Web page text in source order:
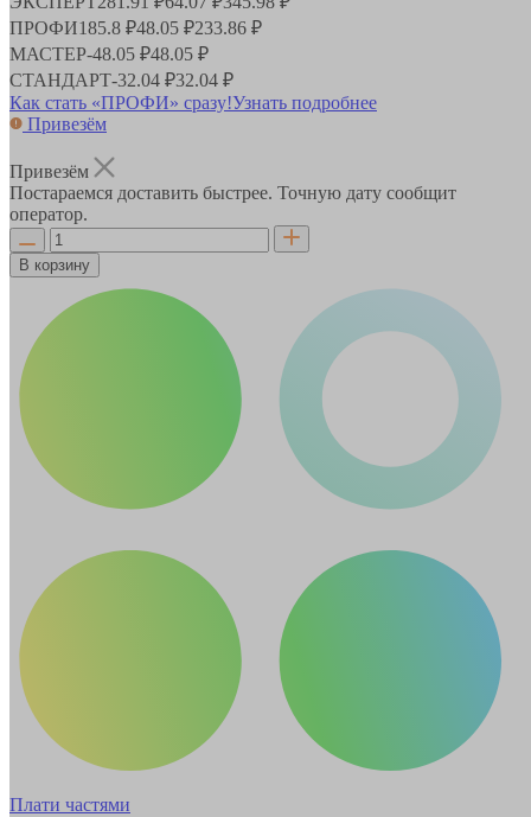
ПРОФИ185.8 ₽48.05 ₽233.86 ₽
МАСТЕР-48.05 ₽48.05 ₽
СТАНДАРТ-32.04 ₽32.04 ₽
Как стать «ПРОФИ» сразу!Узнать подробнее
Привезём
Привезём
Постараемся доставить быстрее. Точную дату сообщит
оператор.
В корзину
Плати частями